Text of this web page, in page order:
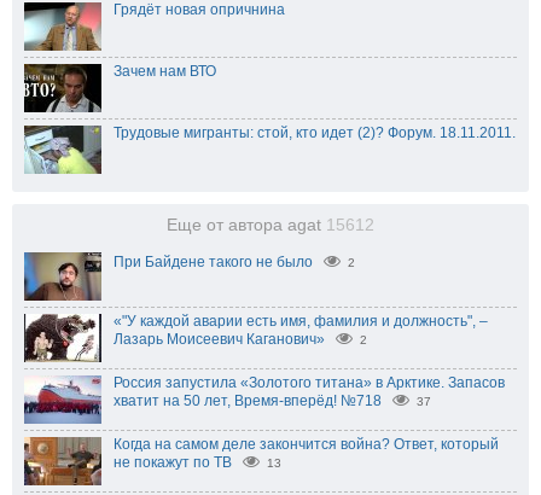
Грядёт новая опричнина
Зачем нам ВТО
Трудовые мигранты: стой, кто идет (2)? Форум. 18.11.2011.
Еще от автора agat 15612
При Байдене такого не было 2
«"У каждой аварии есть имя, фамилия и должность", –
Лазарь Моисеевич Каганович»
2
Россия запустила «Золотого титана» в Арктике. Запасов
хватит на 50 лет, Время-вперёд! №718
37
Когда на самом деле закончится война? Ответ, который
не покажут по ТВ
13